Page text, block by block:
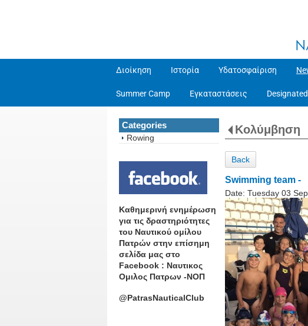
Διοίκηση Ιστορία Υδατοσφαίριση
Summer Camp Εγκαταστάσεις
Categories
Rowing
Καθημερινή ενημέρωση
για τις δραστηριότητες
του Ναυτικού ομίλου
Πατρών στην επίσημη
σελίδα μας στο
Facebook : Ναυτικος
Ομιλος Πατρων -ΝΟΠ
@PatrasNauticalClub
Κολύμβηση
Back
Swimming team -
Date: Tuesday 03